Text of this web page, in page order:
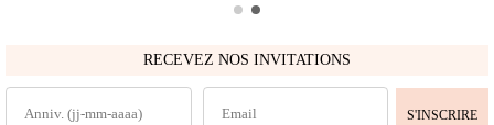
RECEVEZ NOS INVITATIONS
S'INSCRIRE